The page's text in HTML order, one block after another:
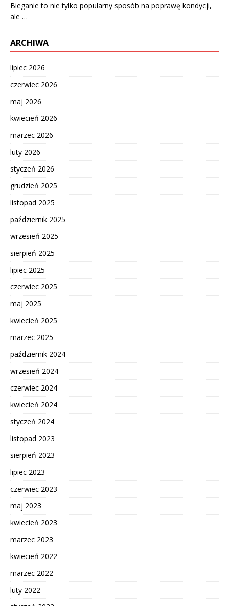
Bieganie to nie tylko popularny sposób na poprawę kondycji,
ale …
ARCHIWA
lipiec 2026
czerwiec 2026
maj 2026
kwiecień 2026
marzec 2026
luty 2026
styczeń 2026
grudzień 2025
listopad 2025
październik 2025
wrzesień 2025
sierpień 2025
lipiec 2025
czerwiec 2025
maj 2025
kwiecień 2025
marzec 2025
październik 2024
wrzesień 2024
czerwiec 2024
kwiecień 2024
styczeń 2024
listopad 2023
sierpień 2023
lipiec 2023
czerwiec 2023
maj 2023
kwiecień 2023
marzec 2023
kwiecień 2022
marzec 2022
luty 2022